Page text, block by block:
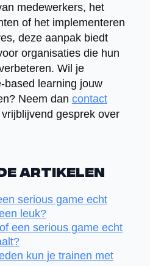
medewerkers, het
of het implementeren
deze aanpak biedt
organisaties die hun
Wil je
based learning jouw
Neem dan contact
gesprek over
artikelen
serious game echt
leuk?
een serious game echt
kun je trainen met